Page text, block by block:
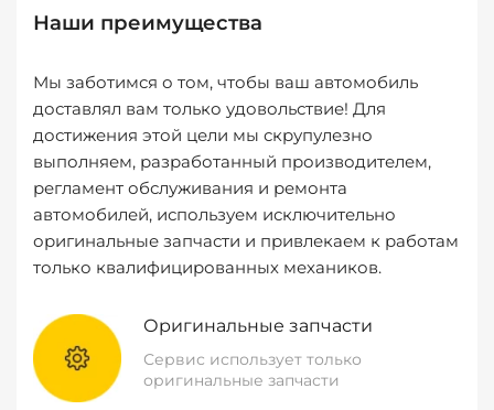
Наши преимущества
Мы заботимся о том, чтобы ваш автомобиль
доставлял вам только удовольствие! Для
достижения этой цели мы скрупулезно
выполняем, разработанный производителем,
регламент обслуживания и ремонта
автомобилей, используем исключительно
оригинальные запчасти и привлекаем к работам
только квалифицированных механиков.
Оригинальные запчасти
Сервис использует только
оригинальные запчасти